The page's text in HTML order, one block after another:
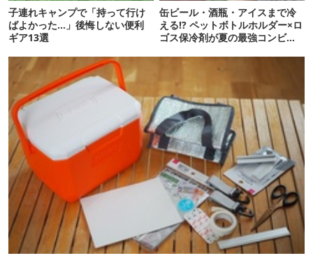
子連れキャンプで「持って行け
ばよかった…」後悔しない便利
ギア13選
缶ビール・酒瓶・アイスまで冷
える!? ペットボトルホルダー×ロ
ゴス保冷剤が夏の最強コンビだ